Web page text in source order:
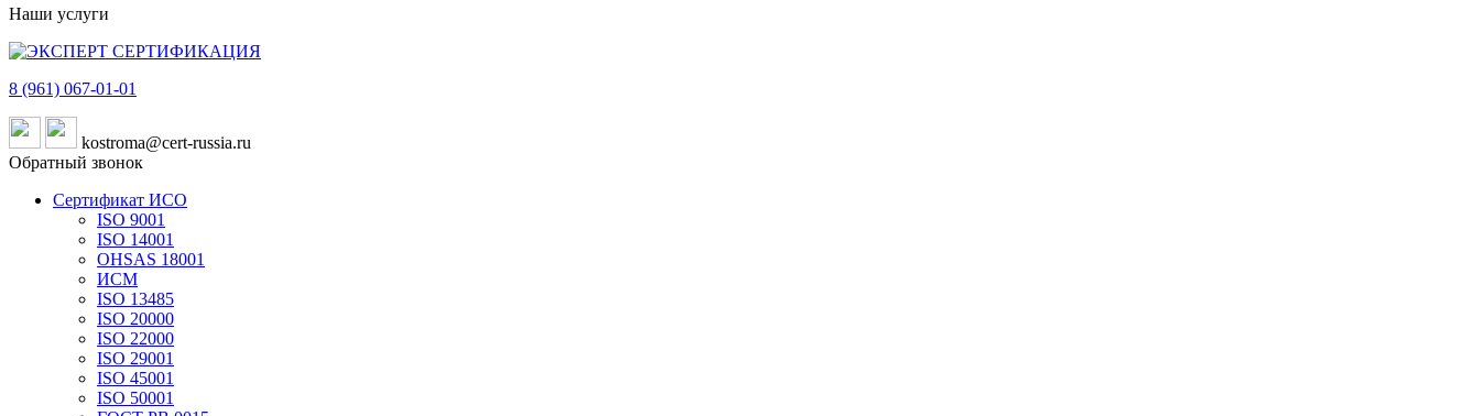
Наши услуги
8 (961) 067-01-01
kostroma@cert-russia.ru
Обратный звонок
Сертификат ИСО
ISO 9001
ISO 14001
OHSAS 18001
ИСМ
ISO 13485
ISO 20000
ISO 22000
ISO 29001
ISO 45001
ISO 50001